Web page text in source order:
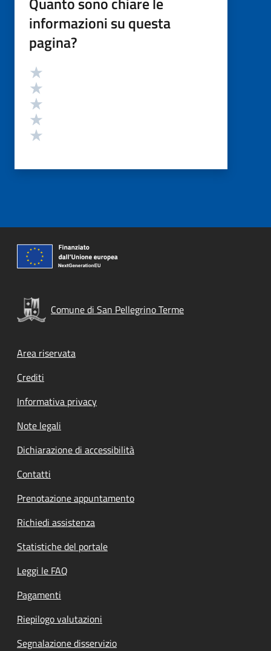
informazioni su questa
pagina?
Valutazione
Comune di San Pellegrino Terme
Footer menu
Area riservata
Crediti
Informativa privacy
Note legali
Dichiarazione di accessibilità
Contatti
Prenotazione appuntamento
Richiedi assistenza
Statistiche del portale
Leggi le FAQ
Pagamenti
Riepilogo valutazioni
Segnalazione disservizio